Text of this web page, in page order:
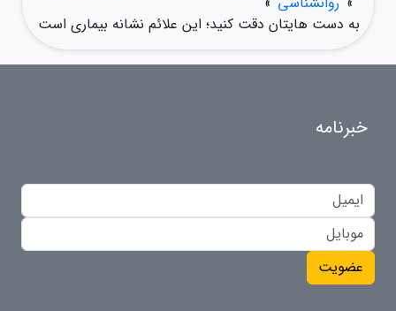
به دست هایتان دقت کنید؛ این علائم نشانه بیماری است
خبرنامه
عضویت